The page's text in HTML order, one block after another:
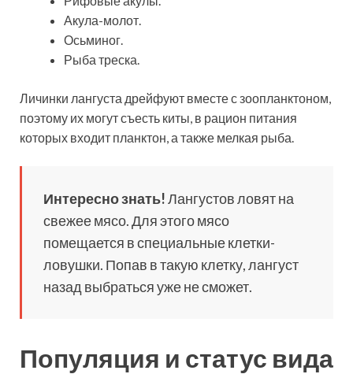
Акула-молот.
Осьминог.
Рыба треска.
Личинки лангуста дрейфуют вместе с зоопланктоном,
поэтому их могут съесть киты, в рацион питания
которых входит планктон, а также мелкая рыба.
Интересно знать!Лангустов ловят на
свежее мясо. Для этого мясо
помещается в специальные клетки-
ловушки. Попав в такую клетку, лангуст
назад выбраться уже не сможет.
Популяция и статус вида